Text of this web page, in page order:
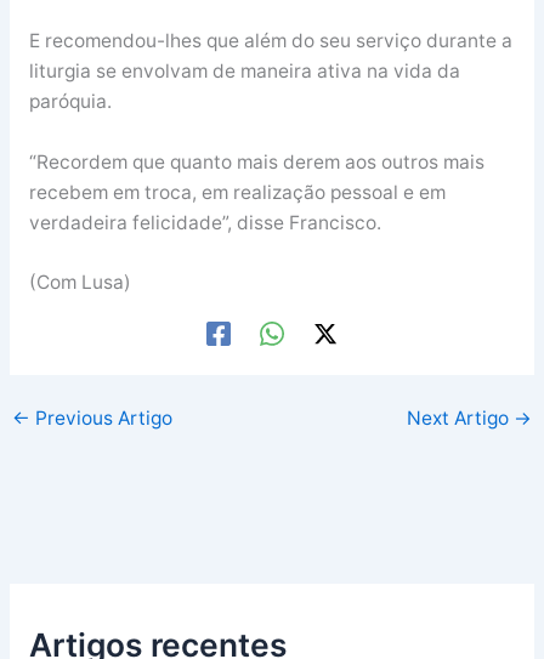
E recomendou-lhes que além do seu serviço durante a
liturgia se envolvam de maneira ativa na vida da
paróquia.
“Recordem que quanto mais derem aos outros mais
recebem em troca, em realização pessoal e em
verdadeira felicidade”, disse Francisco.
(Com Lusa)
← Previous Artigo Next Artigo →
Artigos recentes